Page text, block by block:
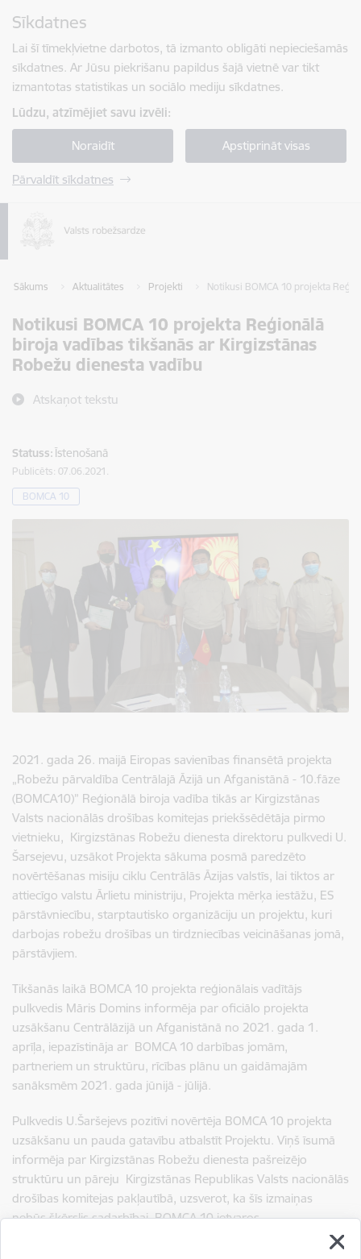
Sīkdatnes
Lai šī tīmekļvietne darbotos, tā izmanto obligāti nepieciešamās
sīkdatnes. Ar Jūsu piekrišanu papildus šajā vietnē var tikt
izmantotas statistikas un sociālo mediju sīkdatnes.
Lūdzu, atzīmējiet savu izvēli:
Noraidīt Apstiprināt visas
Pārvaldīt sīkdatnes
Sākums Aktualitātes Projekti Notikusi BOMCA 10 projekta
Notikusi BOMCA 10 projekta Reģionālā
biroja vadības tikšanās ar Kirgizstānas
Robežu dienesta vadību
Atskaņot tekstu
Statuss:Īstenošanā
Publicēts: 07.06.2021.
BOMCA 10
2021. gada 26. maijā Eiropas savienības finansētā projekta
„Robežu pārvaldība Centrālajā Āzijā un Afganistānā - 10.fāze
(BOMCA10)” Reģionālā biroja vadība tikās ar Kirgizstānas
Valsts nacionālās drošības komitejas priekšsēdētāja pirmo
vietnieku, Kirgizstānas Robežu dienesta direktoru pulkvedi U.
Šarsejevu, uzsākot Projekta sākuma posmā paredzēto
novērtēšanas misiju ciklu Centrālās Āzijas valstīs, lai tiktos ar
attiecīgo valstu Ārlietu ministriju, Projekta mērķa iestāžu, ES
pārstāvniecību, starptautisko organizāciju un projektu, kuri
darbojas robežu drošības un tirdzniecības veicināšanas jomā,
pārstāvjiem.
Tikšanās laikā BOMCA 10 projekta reģionālais vadītājs
pulkvedis Māris Domins informēja par oficiālo projekta
uzsākšanu Centrālāzijā un Afganistānā no 2021. gada 1.
aprīļa, iepazīstināja ar BOMCA 10 darbības jomām,
partneriem un struktūru, rīcības plānu un gaidāmajām
sanāksmēm 2021. gada jūnijā - jūlijā.
Pulkvedis U.Šaršejevs pozitīvi novērtēja BOMCA 10 projekta
uzsākšanu un pauda gatavību atbalstīt Projektu. Viņš īsumā
informēja par Kirgizstānas Robežu dienesta pašreizējo
struktūru un pāreju Kirgizstānas Republikas Valsts nacionālās
drošības komitejas pakļautībā, uzsverot, ka šīs izmaiņas
nebūs šķērslis sadarbībai BOMCA 10 ietvaros.